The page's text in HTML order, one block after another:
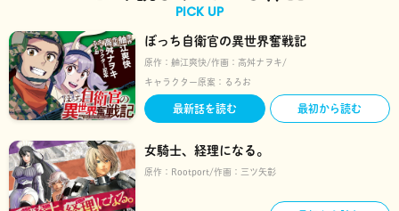
PICK UP
ぼっち自衛官の異世界奮戦記
原作： 舳江爽快 作画： 高舛ナヲキ
キャラクター原案： るろお
最新話を読む 最初から読む
女騎士、経理になる。
原作： Rootport 作画： 三ツ矢彰